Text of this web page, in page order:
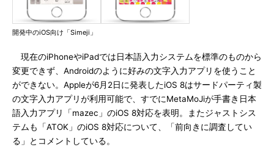
開発中のiOS向け「Simeji」
現在のiPhoneやiPadでは日本語入力システムを標準のものから
変更できず、Androidのように好みの文字入力アプリを使うこと
ができない。Appleが6月2日に発表したiOS 8はサードパーティ製
の文字入力アプリが利用可能で、すでにMetaMoJiが手書き日本
語入力アプリ「mazec」のiOS 8対応を表明。またジャストシス
テムも「ATOK」のiOS 8対応について、「前向きに調査してい
る」とコメントしている。